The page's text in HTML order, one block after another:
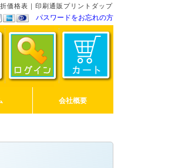
価格表｜印刷通販プリントダップ
パスワードをお忘れの方
会社概要